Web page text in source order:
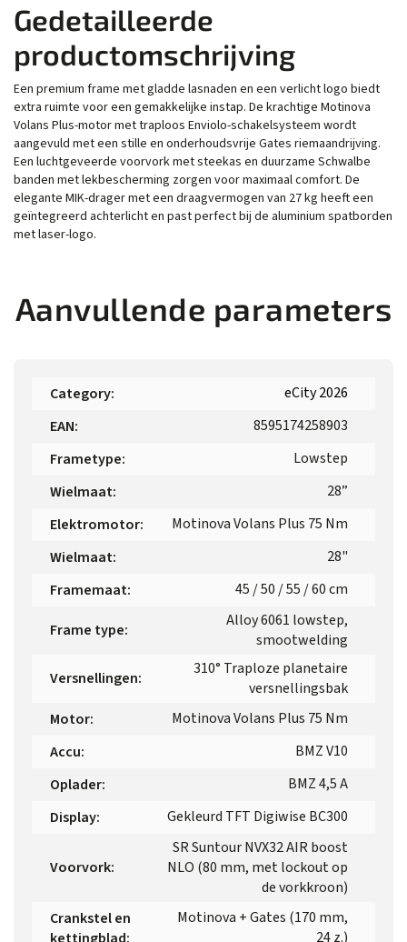
Gedetailleerde
productomschrijving
Een premium frame met gladde lasnaden en een verlicht logo biedt
extra ruimte voor een gemakkelijke instap. De krachtige Motinova
Volans Plus-motor met traploos Enviolo-schakelsysteem wordt
aangevuld met een stille en onderhoudsvrije Gates riemaandrijving.
Een luchtgeveerde voorvork met steekas en duurzame Schwalbe
banden met lekbescherming zorgen voor maximaal comfort. De
elegante MIK-drager met een draagvermogen van 27 kg heeft een
geïntegreerd achterlicht en past perfect bij de aluminium spatborden
met laser-logo.
Aanvullende parameters
Category:
eCity 2026
EAN:
8595174258903
Frametype:
Lowstep
Wielmaat:
28”
Elektromotor:
Motinova Volans Plus 75 Nm
Wielmaat:
28"
Framemaat: 45 / 50 / 55 / 60 cm
Frame type:
Alloy 6061 lowstep,
smootwelding
Versnellingen:
310° Traploze planetaire
versnellingsbak
Motor:
Motinova Volans Plus 75 Nm
Accu:
BMZ V10
Oplader:
BMZ 4,5 A
Display: Gekleurd TFT Digiwise BC300
Voorvork:
SR Suntour NVX32 AIR boost
NLO (80 mm, met lockout op
de vorkkroon)
Crankstel en
kettingblad:
Motinova + Gates (170 mm,
24 z.)